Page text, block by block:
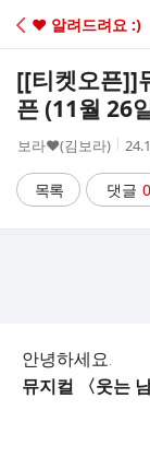
C
A
♥ 알려드려요 :)
[[티켓오픈]]
픈 (11월 26
작
자
보라♥(김보라)
작
시
간
목록 댓글 0
안녕하세요.
뮤지컬 〈웃는